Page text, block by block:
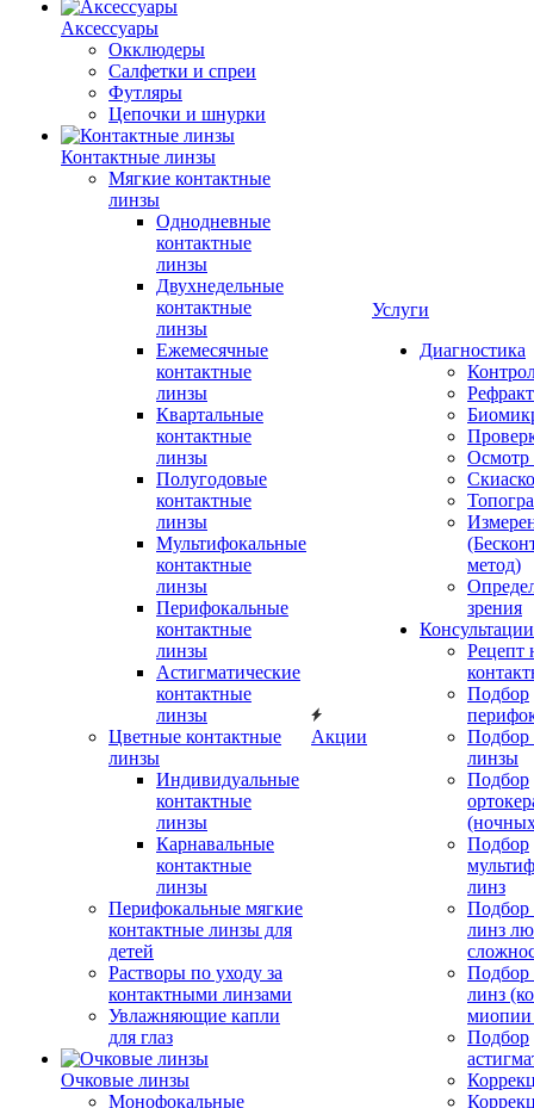
Аксессуары
Окклюдеры
Салфетки и спреи
Футляры
Цепочки и шнурки
Контактные линзы
Мягкие контактные
линзы
Однодневные
контактные
линзы
Двухнедельные
контактные
линзы
Ежемесячные
контактные
линзы
Квартальные
контактные
линзы
Полугодовые
контактные
линзы
Мультифокальные
контактные
линзы
Перифокальные
контактные
линзы
Астигматические
контактные
линзы
Цветные контактные
линзы
Индивидуальные
контактные
линзы
Карнавальные
контактные
линзы
Перифокальные мягкие
контактные линзы для
детей
Растворы по уходу за
контактными линзами
Увлажняющие капли
для глаз
Очковые линзы
Монофокальные
Акции
Услуги
Диагностика
Осмотр
метод)
зрения
Рецепт
Подбор
Подбор
линзы
Подбор
Подбор
линз
Подбор
линз
Подбор
линз
миопии
Подбор